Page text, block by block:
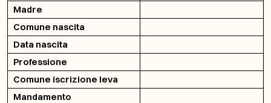
Madre
Comune nascita
Data nascita
Professione
Comune iscrizione leva
Mandamento